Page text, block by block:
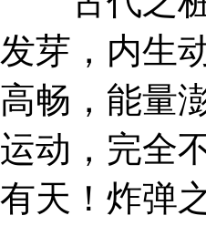
发芽，内生
高畅，能量
运动，完全
有天！炸弹